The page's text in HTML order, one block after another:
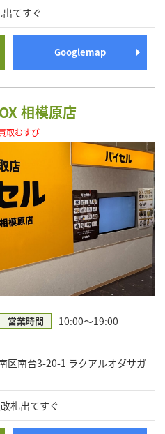
てすぐ
Googlemap
相模原店
取むすび
営業時間 10:00～19:00
区南台3-20-1 ラクアルオダサガ
札出てすぐ